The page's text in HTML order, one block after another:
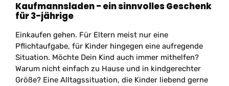
Kaufmannsladen - ein sinnvolles Geschenk
für 3-jährige
Einkaufen gehen. Für Eltern meist nur eine
Pflichtaufgabe, für Kinder hingegen eine aufregende
Situation. Möchte Dein Kind auch immer mithelfen?
Warum nicht einfach zu Hause und in kindgerechter
Größe? Eine Alltagssituation, die Kinder liebend gerne